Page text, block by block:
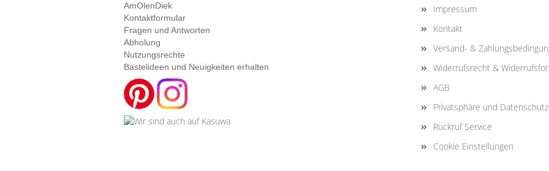
AmOlenDiek
Kontaktformular
Fragen und Antworten
Abholung
Nutzungsrechte
Bastelideen und Neuigkeiten erhalten
Impressum
Kontakt
Versand- &
Widerrufsrecht &
AGB
Privatsphäre und Datenschutz
Rückruf Service
Cookie Einstellungen